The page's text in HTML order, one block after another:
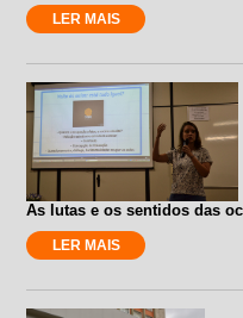
LER MAIS
As lutas e os sentidos das
LER MAIS